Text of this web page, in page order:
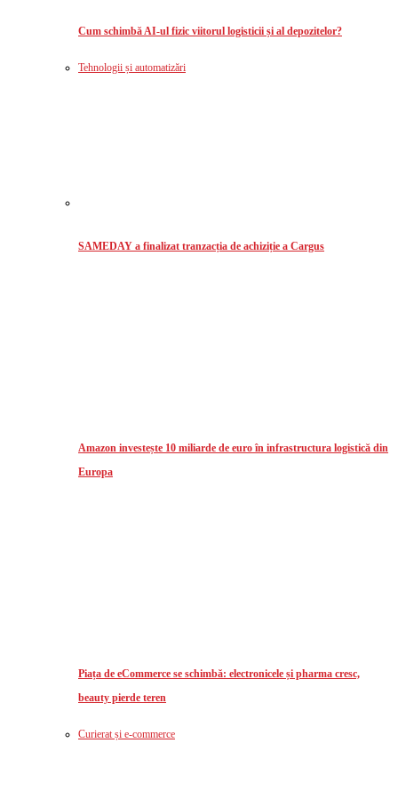
Cum schimbă AI-ul fizic viitorul logisticii și al depozitelor?
Tehnologii și automatizări
SAMEDAY a finalizat tranzacția de achiziție a Cargus
Amazon investește 10 miliarde de euro în infrastructura logistică din
Europa
Piața de eCommerce se schimbă: electronicele și pharma cresc,
beauty pierde teren
Curierat și e-commerce